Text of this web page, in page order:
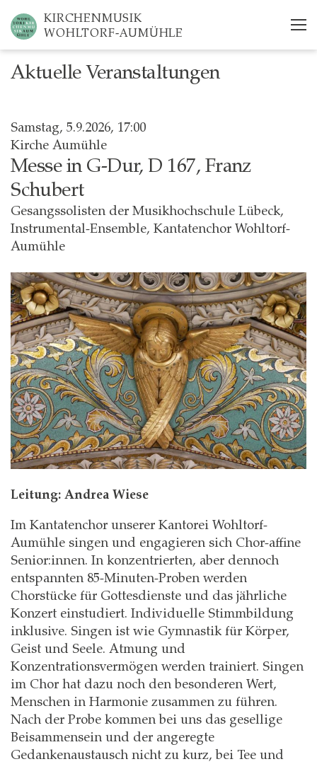
main
content
KIRCHENMUSIK
WOHLTORF-AUMÜHLE
Aktuelle Veranstaltungen
Samstag, 5.9.2026, 17:00
Kirche Aumühle
Messe in G-Dur, D 167, Franz
Schubert
Gesangssolisten der Musikhochschule Lübeck,
Instrumental-Ensemble, Kantatenchor Wohltorf-
Aumühle
Leitung: Andrea Wiese
Im Kantatenchor unserer Kantorei Wohltorf-
Aumühle singen und engagieren sich Chor-affine
Senior:innen. In konzentrierten, aber dennoch
entspannten 85-Minuten-Proben werden
Chorstücke für Gottesdienste und das jährliche
Konzert einstudiert. Individuelle Stimmbildung
inklusive. Singen ist wie Gymnastik für Körper,
Geist und Seele. Atmung und
Konzentrationsvermögen werden trainiert. Singen
im Chor hat dazu noch den besonderen Wert,
Menschen in Harmonie zusammen zu führen.
Nach der Probe kommen bei uns das gesellige
Beisammensein und der angeregte
Gedankenaustausch nicht zu kurz, bei Tee und